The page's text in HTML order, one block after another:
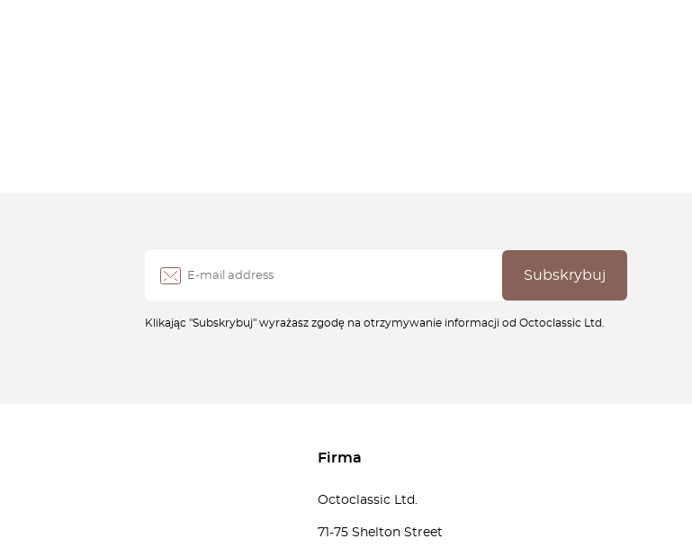
Klikając "Subskrybuj" wyrażasz zgodę na otrzymywanie informacji od Octoclassic Ltd.
Firma
Octoclassic Ltd.
71-75 Shelton Street